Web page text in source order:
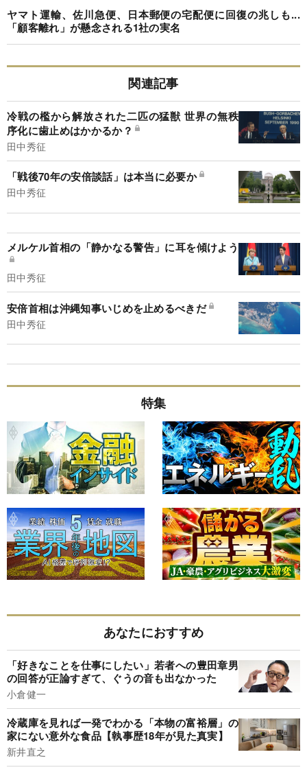
ヤマト運輸、佐川急便、日本郵便の宅配便に回復の兆しも...
「顧客離れ」が懸念される1社の実名
関連記事
冷戦の檻から解放された二匹の猛獣 世界の無秩
序化に歯止めはかかるか？
田中秀征
「戦後70年の安倍談話」は本当に必要か
田中秀征
メルケル首相の「静かなる警告」に耳を傾けよう
田中秀征
安倍首相は沖縄知事いじめを止めるべきだ
田中秀征
特集
あなたにおすすめ
「好きなことを仕事にしたい」若者への豊田章男
の回答が正論すぎて、ぐうの音も出なかった
小倉健一
冷蔵庫を見れば一発でわかる「本物の富裕層」の
家にない意外な食品【執事歴18年が見た真実】
新井直之